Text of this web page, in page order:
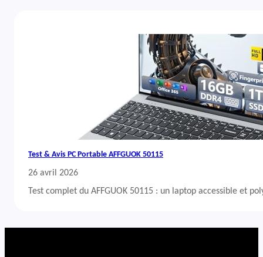
Test & Avis PC Portable AFFGUOK 50115
26 avril 2026
Test complet du AFFGUOK 50115 : un laptop accessible